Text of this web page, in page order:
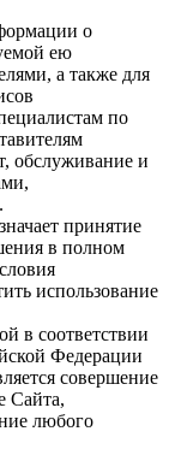
о
ею
а также для
по
обслуживание и
принятие
в полном
использование
в соответствии
Федерации
совершение
Сайта,
любого